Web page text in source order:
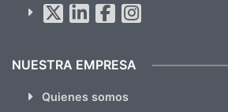
hacemos Spam)
NUESTRA EMPRESA
Quienes somos